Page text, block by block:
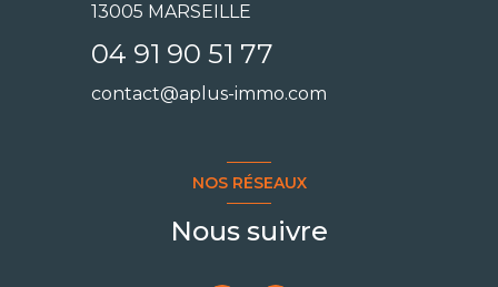
13005 MARSEILLE
04 91 90 51 77
contact@aplus-immo.com
NOS RÉSEAUX
Nous suivre